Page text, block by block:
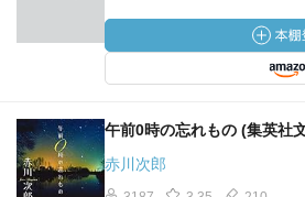
午前0時の忘れもの (集英社
赤川次郎